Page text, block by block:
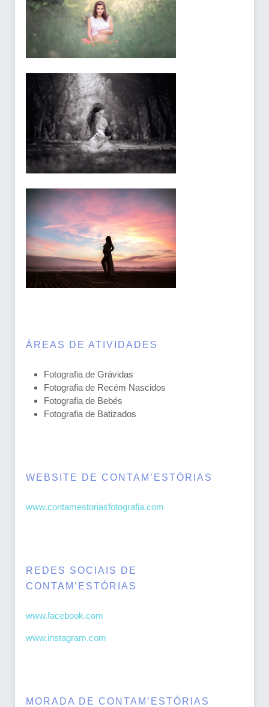
ÁREAS DE ATIVIDADES
Fotografia de Grávidas
Fotografia de Recém Nascidos
Fotografia de Bebés
Fotografia de Batizados
WEBSITE DE CONTAM’ESTÓRIAS
www.contamestoriasfotografia.com
REDES SOCIAIS DE
CONTAM’ESTÓRIAS
www.facebook.com
www.instagram.com
MORADA DE CONTAM’ESTÓRIAS